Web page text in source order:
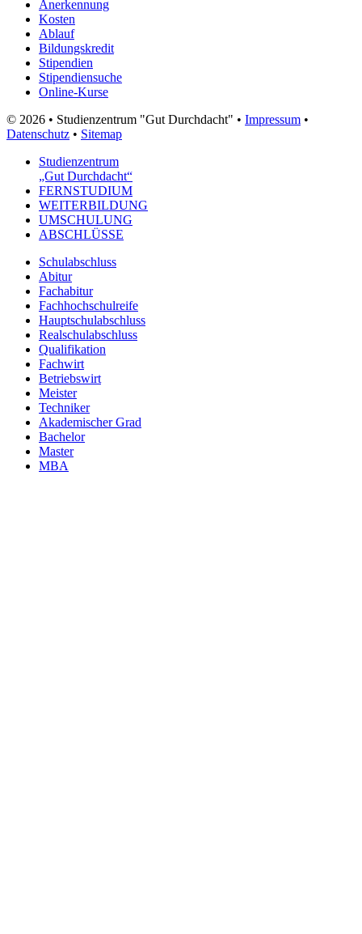
Anerkennung
Kosten
Ablauf
Bildungskredit
Stipendien
Stipendiensuche
Online-Kurse
© 2026 • Studienzentrum "Gut Durchdacht" • Impressum •
Datenschutz • Sitemap
Studienzentrum
„Gut Durchdacht“
FERNSTUDIUM
WEITERBILDUNG
UMSCHULUNG
ABSCHLÜSSE
Schulabschluss
Abitur
Fachabitur
Fachhochschulreife
Hauptschulabschluss
Realschulabschluss
Qualifikation
Fachwirt
Betriebswirt
Meister
Techniker
Akademischer Grad
Bachelor
Master
MBA